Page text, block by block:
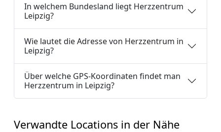
In welchem Bundesland liegt Herzzentrum
Leipzig?
Wie lautet die Adresse von Herzzentrum in
Leipzig?
Über welche GPS-Koordinaten findet man
Herzzentrum in Leipzig?
Verwandte Locations in der Nähe